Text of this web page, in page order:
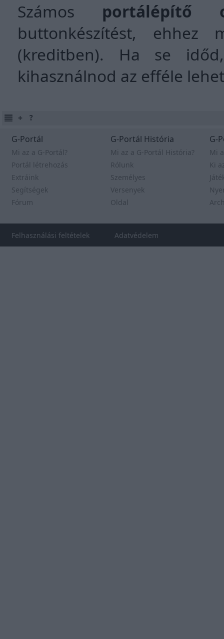
Számos portálépítő
buttonkészítést, ehhez
(kreditben). Ha se
kihasználnod az efféle
G-Portál
Mi az a G-Portál?
Portál létrehozás
Extráink
Segítségek
Fórum
G-Portál História
Mi az a G-Portál História?
Rólunk
Személyes
Versenyek
Oldal
G-
Mi
Ki
Felhasználási feltételek Adatvédelem